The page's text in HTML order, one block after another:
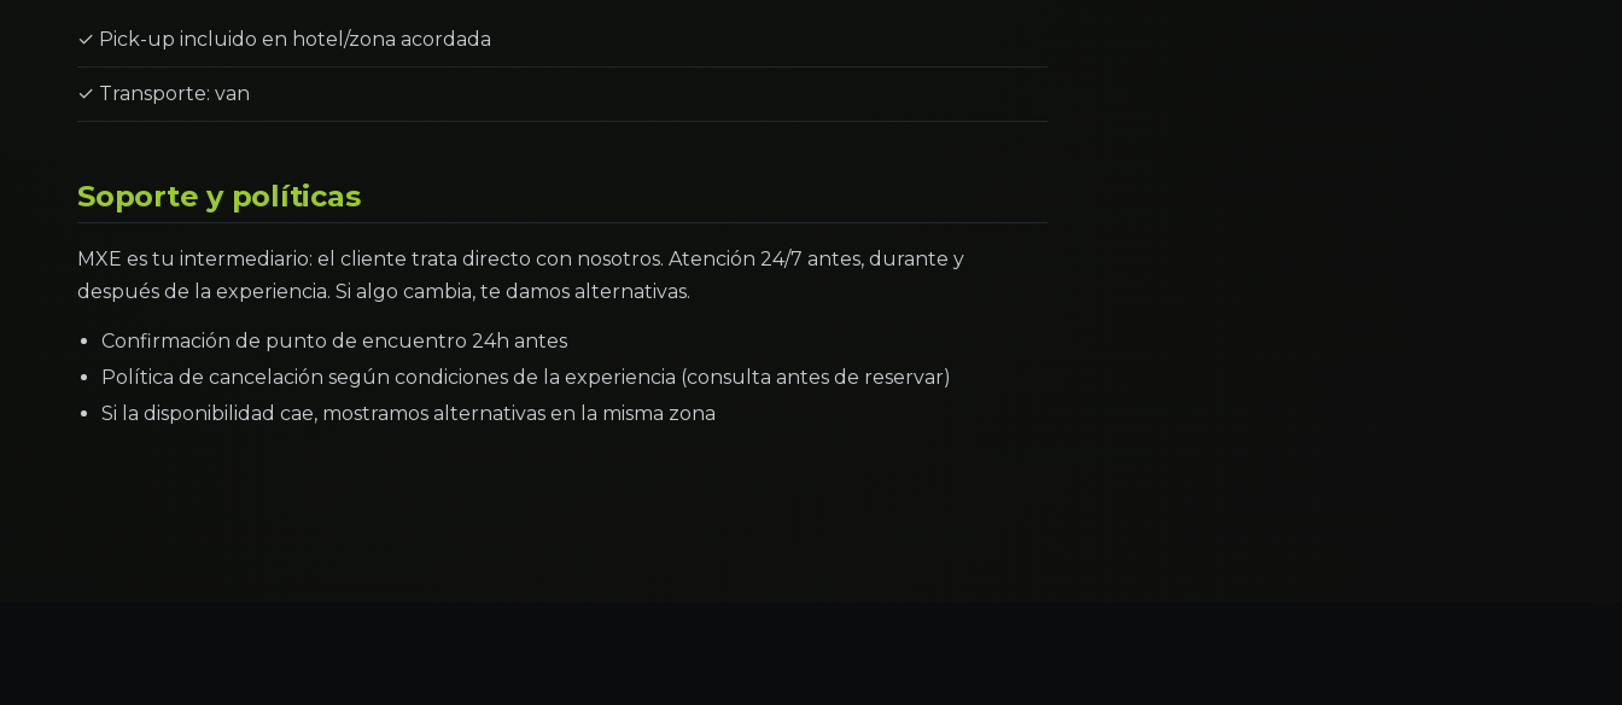
✓ Pick-up incluido en hotel/zona acordada
✓ Transporte: van
Soporte y políticas
MXE es tu intermediario: el cliente trata directo con nosotros. Atención 24/7 antes, durante y
después de la experiencia. Si algo cambia, te damos alternativas.
Confirmación de punto de encuentro 24h antes
Política de cancelación según condiciones de la experiencia (consulta antes de reservar)
Si la disponibilidad cae, mostramos alternativas en la misma zona